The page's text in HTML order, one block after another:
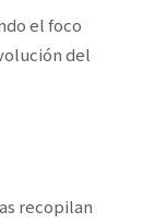
el foco
del
recopilan